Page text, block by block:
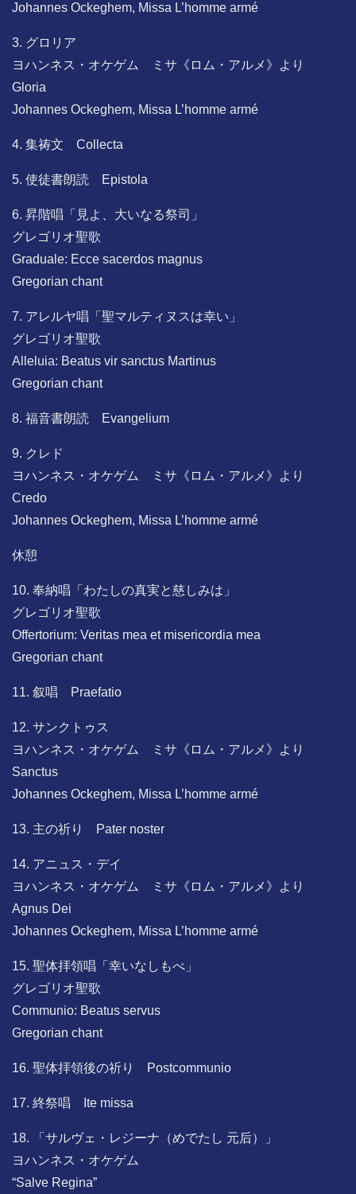
Johannes Ockeghem, Missa L’homme armé
3. グロリア
ヨハンネス・オケゲム ミサ《ロム・アルメ》より
Gloria
Johannes Ockeghem, Missa L’homme armé
4. 集祷文 Collecta
5. 使徒書朗読 Epistola
6. 昇階唱「見よ、大いなる祭司」
グレゴリオ聖歌
Graduale: Ecce sacerdos magnus
Gregorian chant
7. アレルヤ唱「聖マルティヌスは幸い」
グレゴリオ聖歌
Alleluia: Beatus vir sanctus Martinus
Gregorian chant
8. 福音書朗読 Evangelium
9. クレド
ヨハンネス・オケゲム ミサ《ロム・アルメ》より
Credo
Johannes Ockeghem, Missa L’homme armé
休憩
10. 奉納唱「わたしの真実と慈しみは」
グレゴリオ聖歌
Offertorium: Veritas mea et misericordia mea
Gregorian chant
11. 叙唱 Praefatio
12. サンクトゥス
ヨハンネス・オケゲム ミサ《ロム・アルメ》より
Sanctus
Johannes Ockeghem, Missa L’homme armé
13. 主の祈り Pater noster
14. アニュス・デイ
ヨハンネス・オケゲム ミサ《ロム・アルメ》より
Agnus Dei
Johannes Ockeghem, Missa L’homme armé
15. 聖体拝領唱「幸いなしもべ」
グレゴリオ聖歌
Communio: Beatus servus
Gregorian chant
16. 聖体拝領後の祈り Postcommunio
17. 終祭唱 Ite missa
18. 「サルヴェ・レジーナ（めでたし 元后）」
ヨハンネス・オケゲム
“Salve Regina”